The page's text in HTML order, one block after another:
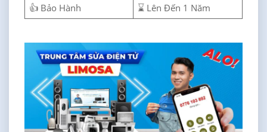
👍 Bảo Hành
⌛ Lên Đến 1 Năm